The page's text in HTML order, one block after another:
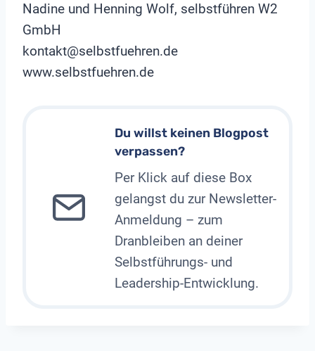
Nadine und Henning Wolf, selbstführen W2
GmbH
kontakt@selbstfuehren.de
www.selbstfuehren.de
Du willst keinen Blogpost
verpassen?
Per Klick auf diese Box
gelangst du zur Newsletter-
Anmeldung – zum
Dranbleiben an deiner
Selbstführungs- und
Leadership-Entwicklung.